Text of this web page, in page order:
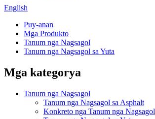
English
Puy-anan
Mga Produkto
Tanum nga Nagsagol
Tanum nga Nagsagol sa Yuta
Mga kategorya
Tanum nga Nagsagol
Tanum nga Nagsagol sa Asphalt
Konkreto nga Tanum nga Nagsagol